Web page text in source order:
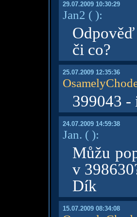
29.07.2009 10:30:29
Jan2 ( ):
či co?
25.07.2009 12:35:36
399043
24.07.2009 14:59:38
Jan. ( ):
Můžu
v
Dík
15.07.2009 08:34:08